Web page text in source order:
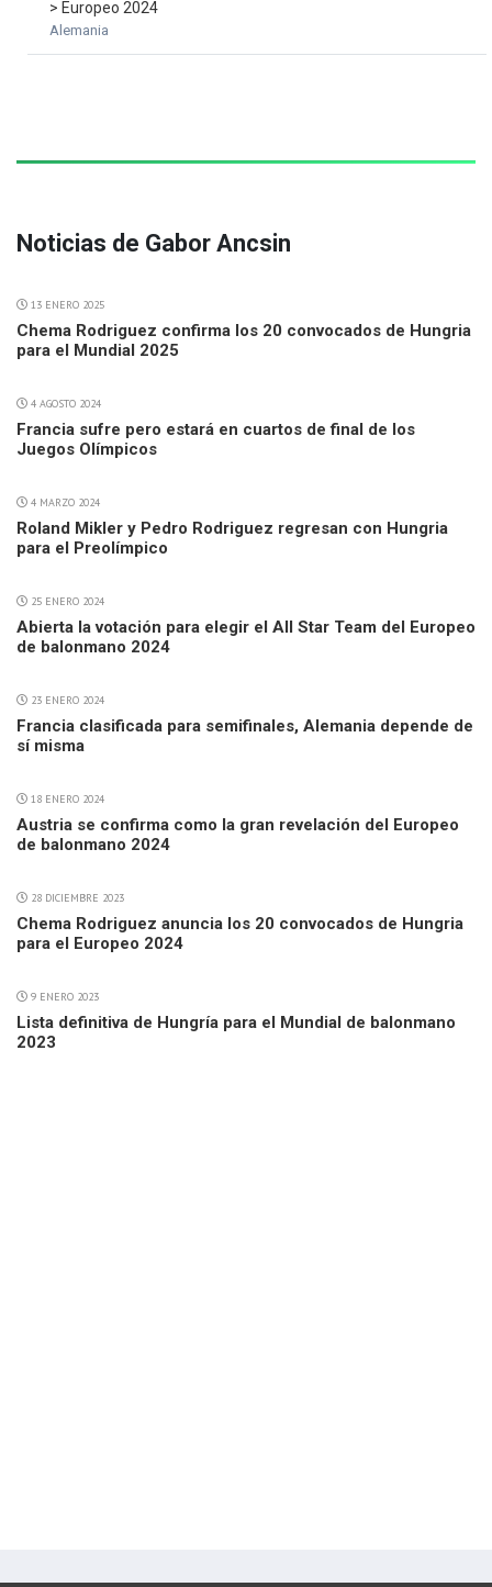
> Europeo 2024
Alemania
Noticias de Gabor Ancsin
13 ENERO 2025
Chema Rodriguez confirma los 20 convocados de Hungria
para el Mundial 2025
4 AGOSTO 2024
Francia sufre pero estará en cuartos de final de los
Juegos Olímpicos
4 MARZO 2024
Roland Mikler y Pedro Rodriguez regresan con Hungria
para el Preolímpico
25 ENERO 2024
Abierta la votación para elegir el All Star Team del Europeo
de balonmano 2024
23 ENERO 2024
Francia clasificada para semifinales, Alemania depende de
sí misma
18 ENERO 2024
Austria se confirma como la gran revelación del Europeo
de balonmano 2024
28 DICIEMBRE 2023
Chema Rodriguez anuncia los 20 convocados de Hungria
para el Europeo 2024
9 ENERO 2023
Lista definitiva de Hungría para el Mundial de balonmano
2023